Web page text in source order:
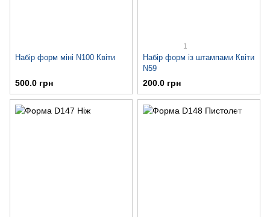
Набір форм міні N100 Квіти
500.0 грн
1
Набір форм із штампами Квіти
N59
200.0 грн